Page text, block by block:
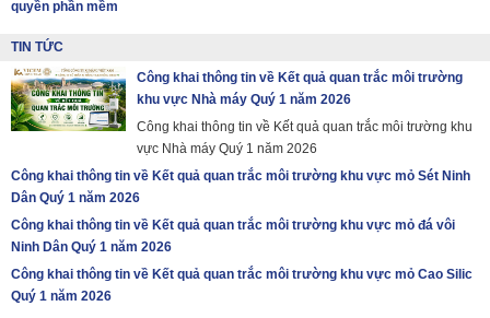
quyền phần mềm
TIN TỨC
Công khai thông tin về Kết quả quan trắc môi trường
khu vực Nhà máy Quý 1 năm 2026
Công khai thông tin về Kết quả quan trắc môi trường khu
vực Nhà máy Quý 1 năm 2026
Công khai thông tin về Kết quả quan trắc môi trường khu vực mỏ Sét Ninh
Dân Quý 1 năm 2026
Công khai thông tin về Kết quả quan trắc môi trường khu vực mỏ đá vôi
Ninh Dân Quý 1 năm 2026
Công khai thông tin về Kết quả quan trắc môi trường khu vực mỏ Cao Silic
Quý 1 năm 2026